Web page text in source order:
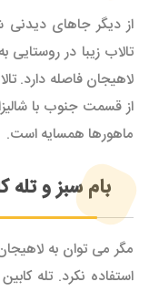
از دیگر جاهای
لاهیجان فاصله دارد.
از قسمت جنوب با
ماهورها همسایه است.
بام سبز و تله
مگر می توان به
استفاده نکرد. تله